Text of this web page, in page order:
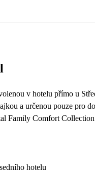
v hotelu přímo u
a určenou pouze pro
Family Comfort Collection
hotelu